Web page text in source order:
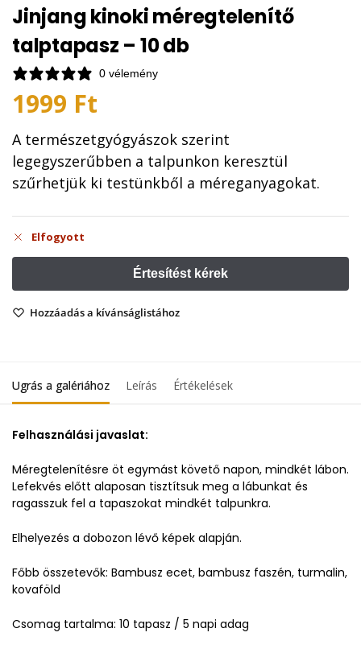
Jinjang kinoki méregtelenítő
talptapasz – 10 db
0 vélemény
1999 Ft
A természetgyógyászok szerint
legegyszerűbben a talpunkon keresztül
szűrhetjük ki testünkből a méreganyagokat.
Elfogyott
Hozzáadás a kívánságlistához
Ugrás a galériához Leírás Értékelések
Felhasználási javaslat:
Méregtelenítésre öt egymást követő napon, mindkét lábon.
Lefekvés előtt alaposan tisztítsuk meg a lábunkat és
ragasszuk fel a tapaszokat mindkét talpunkra.
Elhelyezés a dobozon lévő képek alapján.
Főbb összetevők: Bambusz ecet, bambusz faszén, turmalin,
kovaföld
Csomag tartalma: 10 tapasz / 5 napi adag